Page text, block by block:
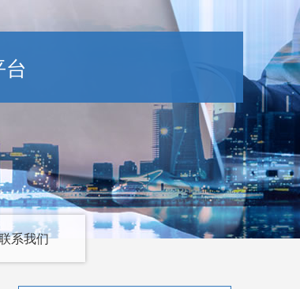
系我们